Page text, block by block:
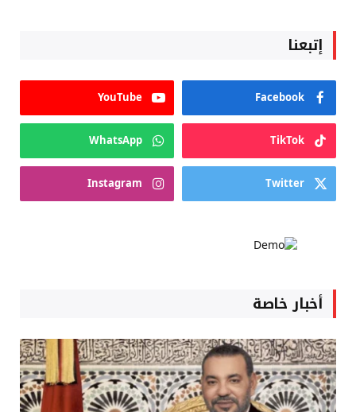
إتبعنا
Facebook
YouTube
TikTok
WhatsApp
Twitter
Instagram
أخبار خاصة